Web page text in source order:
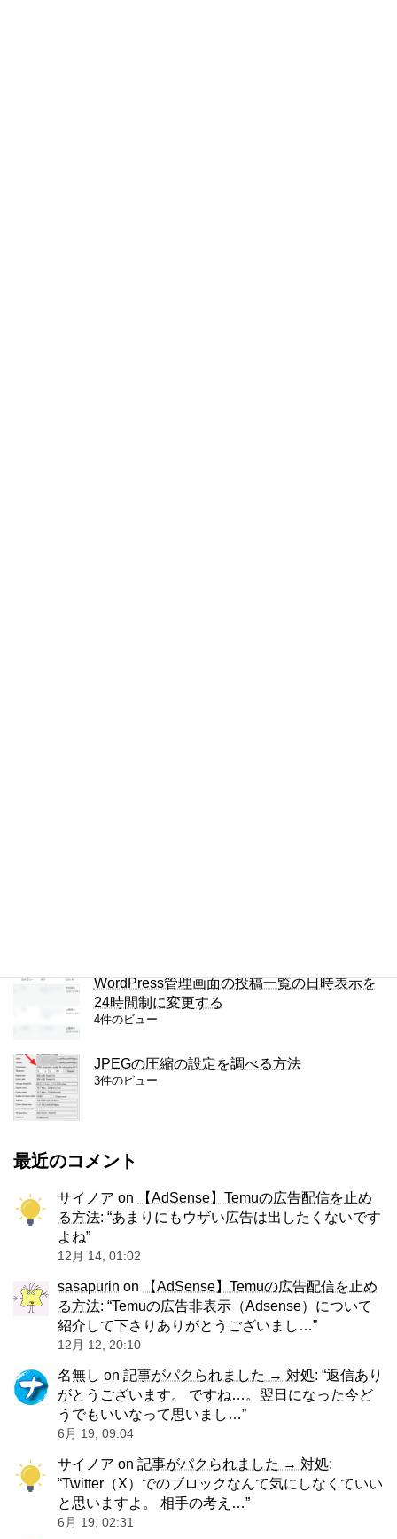
WordPress管理画面の投稿一覧の日時表示を
24時間制に変更する
4件のビュー
JPEGの圧縮の設定を調べる方法
3件のビュー
最近のコメント
サイノア on
【AdSense】Temuの広告配信を止め
る方法: “あまりにもウザい広告は出したくないです
よね”
12月 14, 01:02
sasapurin on
【AdSense】Temuの広告配信を止め
る方法: “Temuの広告非表示（Adsense）について
紹介して下さりありがとうございまし…”
12月 12, 20:10
名無し on 記事がパクられました → 対処: “返信あり
がとうございます。 ですね…。翌日になった今ど
うでもいいなって思いまし… ”
6月 19, 09:04
サイノア on 記事がパクられました → 対処:
“Twitter（X）でのブロックなんて気にしなくていい
と思いますよ。 相手の考え… ”
6月 19, 02:31